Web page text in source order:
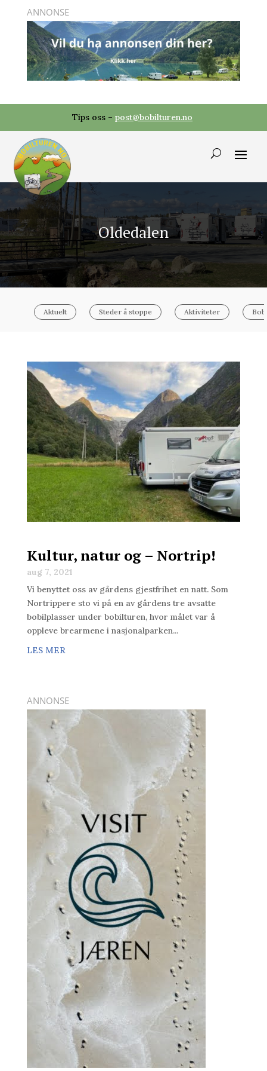
Tips oss – post@bobilturen.no
Oldedalen
Aktuelt Steder å stoppe Aktiviteter
Kultur, natur og – Nortrip!
aug 7, 2021
Vi benyttet oss av gårdens gjestfrihet en natt. Som
Nortrippere sto vi på en av gårdens tre avsatte
bobilplasser under bobilturen, hvor målet var å
oppleve brearmene i nasjonalparken...
LES MER